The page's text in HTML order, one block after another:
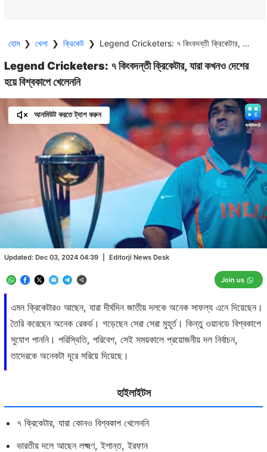
হোম ❯ খেলা ❯ ক্রিকেট ❯ Legend Cricketers: ৭ কিংবদন্তী ক্রিকেটার, যারা কখনও দেশের হয়ে বিশ্বকাপে খেলেননি
Legend Cricketers: ৭ কিংবদন্তী ক্রিকেটার, যারা কখনও দেশের
হয়ে বিশ্বকাপে খেলেননি
এমন ক্রিকেটারও আছেন, যারা দীর্ঘদিন জাতীয় দলকে অনেক সাফল্য এনে দিয়েছেন।
তৈরি করেছেন অনেক রেকর্ড। গড়েছেন সেরা সেরা মুহূর্ত। কিন্তু ওয়ানডে বিশ্বকাপে
সুযোগ পাননি। পরিস্থিতি, পরিবেশ, সেই সময়কালে প্রয়োজনীয় দল নির্বাচন,
তাদেরকে অনেকটা দূরে সরিয়ে দিয়েছে।
Updated: Dec 03, 2024 04:39 Editorji News Desk
Join us
আনমিউট করতে ট্যাপ করুন
Unmute
/
Loaded
24.29%
হাইলাইটস
৭ ক্রিকেটার, যারা কোনও বিশ্বকাপ খেলেননি
ভারতীয় দলে আছেন লক্ষ্মণ, ইশান্ত, ইরফান